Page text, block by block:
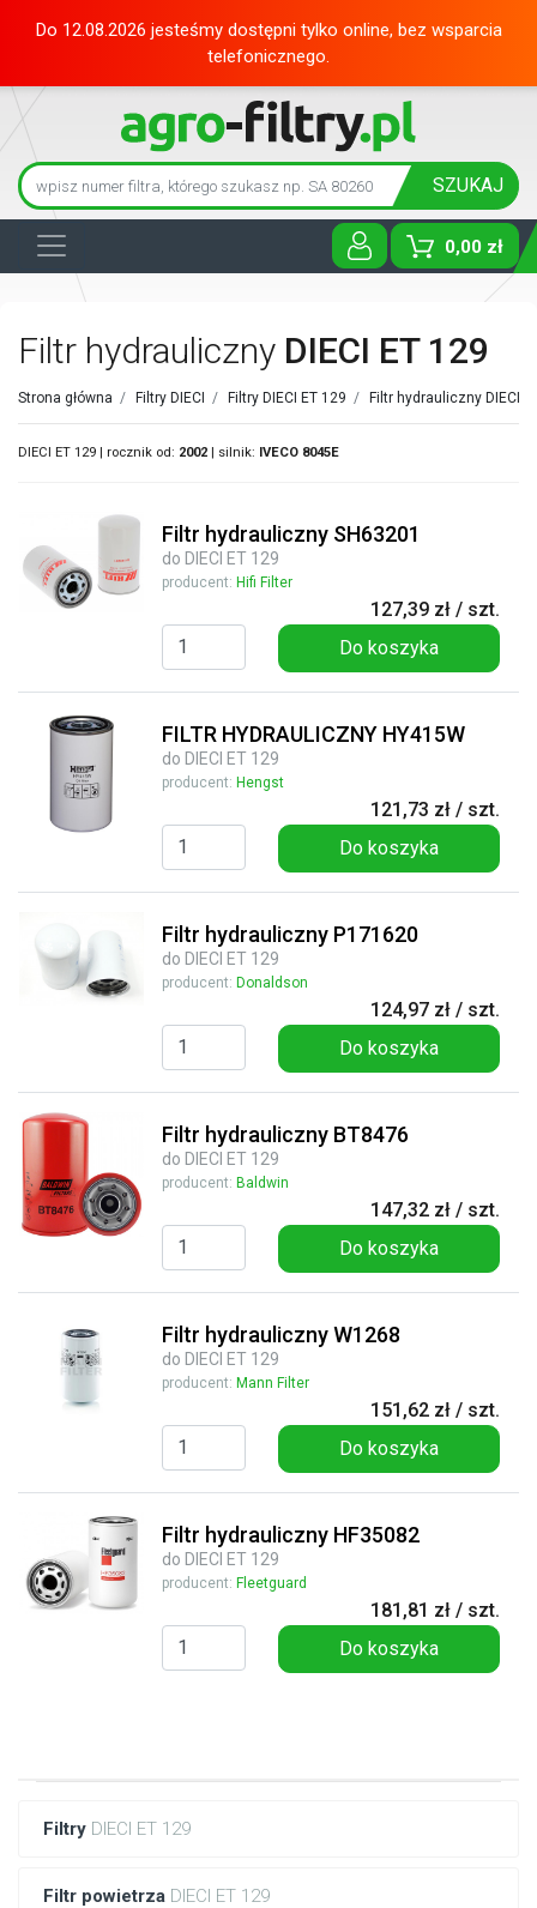
Do 12.08.2026 jesteśmy dostępni tylko online, bez wsparcia
telefonicznego.
SZUKAJ
0,00 zł
Toggle
Filtry DIECI ET 129
Filtr powietrza DIECI ET 129
Filtr hydrauliczny DIECI ET 129
Strona główna / Filtry DIECI / Filtry DIECI ET 129 / Filtr hydrauliczny DIECI
DIECI ET 129 | rocznik od: 2002 | silnik: IVECO 8045E
Filtr hydrauliczny SH63201
do DIECI ET 129
producent: Hifi Filter
127,39 zł / szt.
Do koszyka
FILTR HYDRAULICZNY HY415W
do DIECI ET 129
producent: Hengst
121,73 zł / szt.
Do koszyka
Filtr hydrauliczny P171620
do DIECI ET 129
producent: Donaldson
124,97 zł / szt.
Do koszyka
Filtr hydrauliczny BT8476
do DIECI ET 129
producent: Baldwin
147,32 zł / szt.
Do koszyka
Filtr hydrauliczny W1268
do DIECI ET 129
producent: Mann Filter
151,62 zł / szt.
Do koszyka
Filtr hydrauliczny HF35082
do DIECI ET 129
producent: Fleetguard
181,81 zł / szt.
Do koszyka